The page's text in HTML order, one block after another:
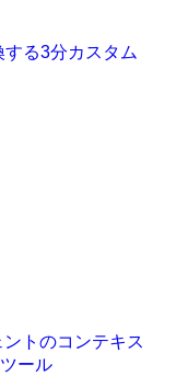
る3分カスタム
トのコンテキス
ール